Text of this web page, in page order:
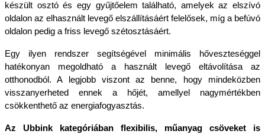
készült osztó és egy gyűjtőelem található, amelyek az elszívó
oldalon az elhasznált levegő elszállításáért felelősek, míg a befúvó
oldalon pedig a friss levegő szétosztásáért.
Egy ilyen rendszer segítségével minimális hőveszteséggel
hatékonyan megoldható a használt levegő eltávolítása az
otthonodból. A legjobb viszont az benne, hogy mindeközben
visszanyerheted ennek a hőjét, amellyel nagymértékben
csökkenthető az energiafogyasztás.
Az Ubbink kategóriában flexibilis, műanyag csöveket is